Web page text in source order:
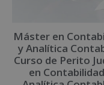
Máster en
y Analítica
Curso de Perito
en